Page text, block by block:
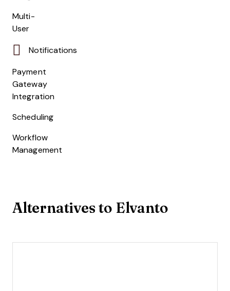
Multi-
User
Notifications
Payment
Gateway
Integration
Scheduling
Workflow
Management
Alternatives to Elvanto